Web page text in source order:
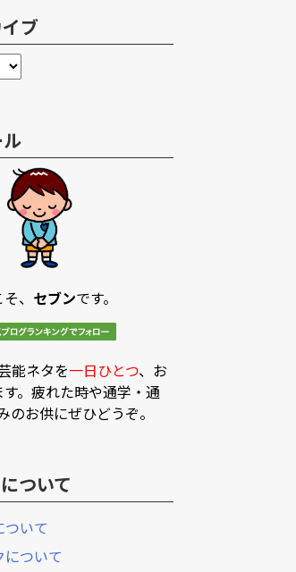
ブ
、 セブンです。
能ネタを一日ひとつ、お
。疲れた時や通学・通
のお供にぜひどうぞ。
ついて
ついて
ついて